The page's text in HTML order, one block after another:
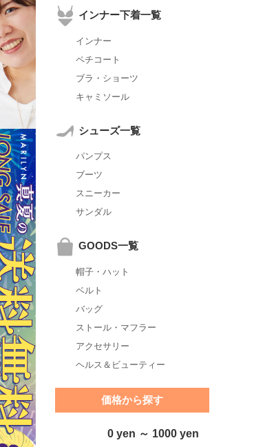
インナー下着一覧
インナー
ペチコート
ブラ・ショーツ
キャミソール
シューズ一覧
パンプス
ブーツ
スニーカー
サンダル
GOODS一覧
帽子・ハット
ベルト
バッグ
ストール・マフラー
アクセサリー
ヘルス＆ビューティー
価格から探す
0 yen ～ 1000 yen